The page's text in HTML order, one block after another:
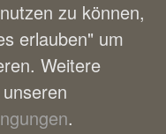
zu können,
erlauben" um
Weitere
.